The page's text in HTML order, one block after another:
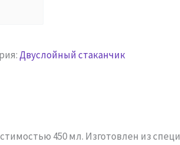
Двуслойный стаканчик
450 мл. Изготовлен из